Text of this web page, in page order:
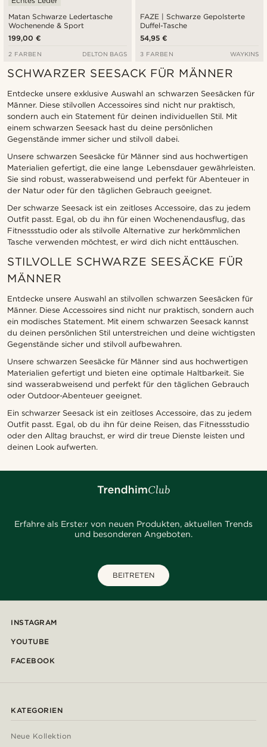
Matan Schwarze Ledertasche
Wochenende & Sport
199,00 €
2 FARBEN DELTON BAGS
FAZE | Schwarze Gepolsterte
Duffel-Tasche
54,95 €
3 FARBEN WAYKINS
SCHWARZER SEESACK FÜR MÄNNER
Entdecke unsere exklusive Auswahl an schwarzen Seesäcken für
Männer. Diese stilvollen Accessoires sind nicht nur praktisch,
sondern auch ein Statement für deinen individuellen Stil. Mit
einem schwarzen Seesack hast du deine persönlichen
Gegenstände immer sicher und stilvoll dabei.
Unsere schwarzen Seesäcke für Männer sind aus hochwertigen
Materialien gefertigt, die eine lange Lebensdauer gewährleisten.
Sie sind robust, wasserabweisend und perfekt für Abenteuer in
der Natur oder für den täglichen Gebrauch geeignet.
Der schwarze Seesack ist ein zeitloses Accessoire, das zu jedem
Outfit passt. Egal, ob du ihn für einen Wochenendausflug, das
Fitnessstudio oder als stilvolle Alternative zur herkömmlichen
Tasche verwenden möchtest, er wird dich nicht enttäuschen.
STILVOLLE SCHWARZE SEESÄCKE FÜR
MÄNNER
Entdecke unsere Auswahl an stilvollen schwarzen Seesäcken für
Männer. Diese Accessoires sind nicht nur praktisch, sondern auch
ein modisches Statement. Mit einem schwarzen Seesack kannst
du deinen persönlichen Stil unterstreichen und deine wichtigsten
Gegenstände sicher und stilvoll aufbewahren.
Unsere schwarzen Seesäcke für Männer sind aus hochwertigen
Materialien gefertigt und bieten eine optimale Haltbarkeit. Sie
sind wasserabweisend und perfekt für den täglichen Gebrauch
oder Outdoor-Abenteuer geeignet.
Ein schwarzer Seesack ist ein zeitloses Accessoire, das zu jedem
Outfit passt. Egal, ob du ihn für deine Reisen, das Fitnessstudio
oder den Alltag brauchst, er wird dir treue Dienste leisten und
deinen Look aufwerten.
Erfahre als Erste:r von neuen Produkten, aktuellen Trends
und besonderen Angeboten.
BEITRETEN
INSTAGRAM
YOUTUBE
FACEBOOK
KATEGORIEN
Neue Kollektion